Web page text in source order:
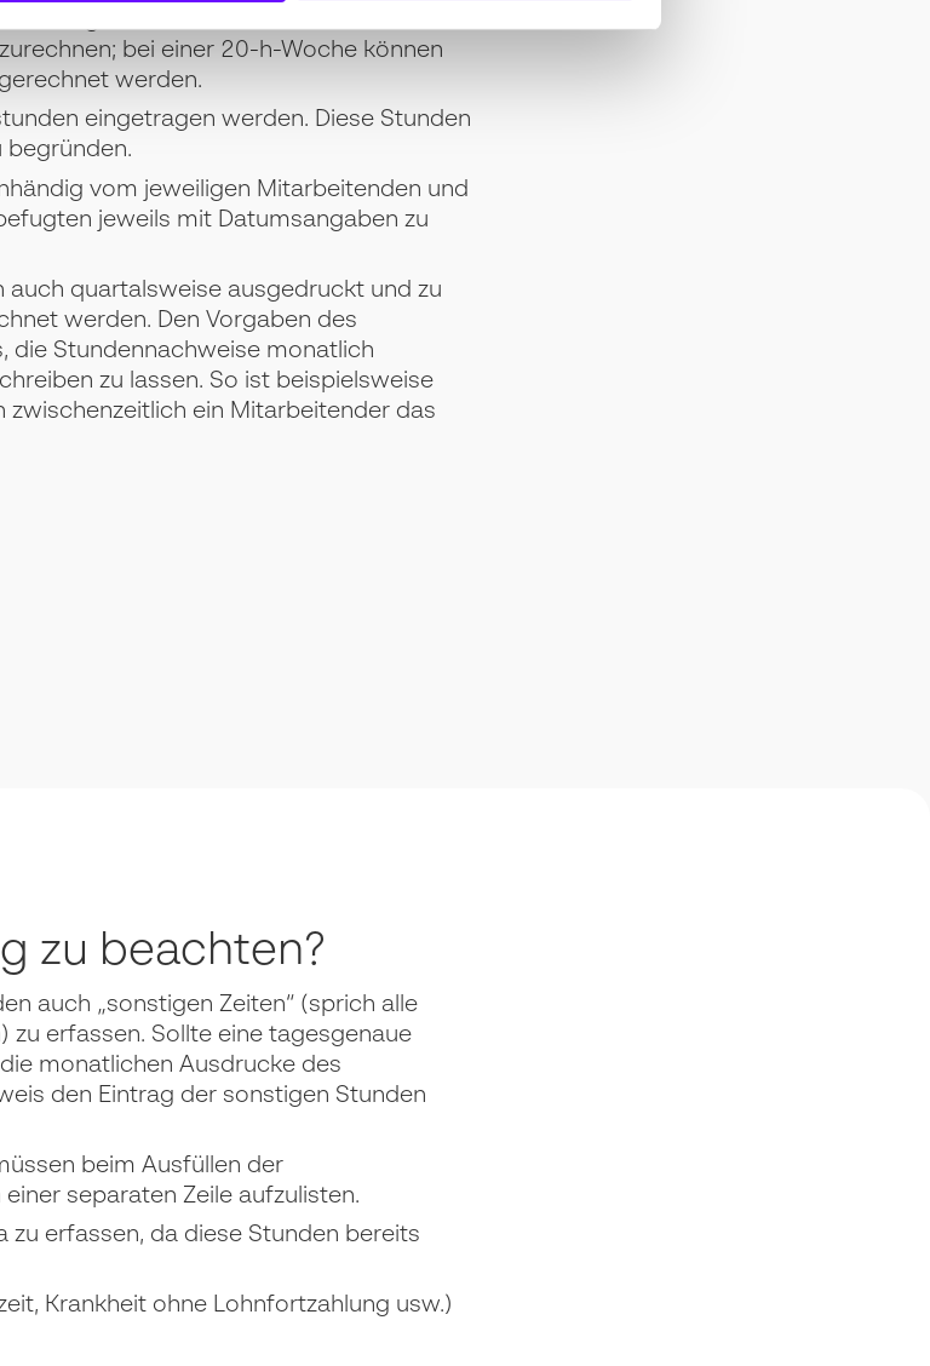
festgesetzte wöchentliche Arbeitszeit
bei einer 20-h-Woche können
werden.
eingetragen werden. Diese Stunden
begründen.
vom jeweiligen Mitarbeitenden und
jeweils mit Datumsangaben zu
quartalsweise ausgedruckt und zu
werden. Den Vorgaben des
die Stundennachweise monatlich
zu lassen. So ist beispielsweise
ein Mitarbeitender das
zu beachten?
auch „sonstigen Zeiten“ (sprich alle
erfassen. Sollte eine tagesgenaue
monatlichen Ausdrucke des
den Eintrag der sonstigen Stunden
beim Ausfüllen der
separaten Zeile aufzulisten.
erfassen, da diese Stunden bereits
Krankheit ohne Lohnfortzahlung usw.)